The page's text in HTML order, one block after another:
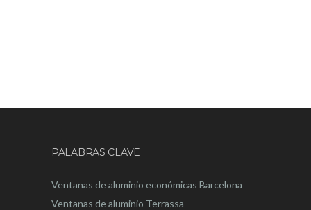
PALABRAS CLAVE
Ventanas de aluminio económicas Barcelona
Ventanas de aluminio Terrassa